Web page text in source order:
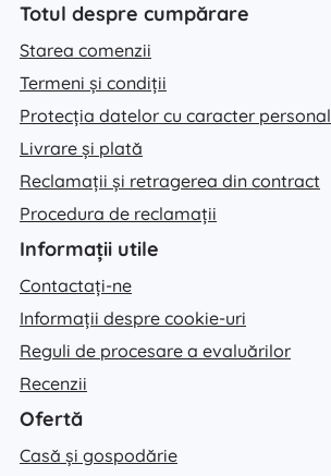
Totul despre cumpărare
Starea comenzii
Termeni și condiții
Protecția datelor cu caracter personal
Livrare și plată
Reclamații și retragerea din contract
Procedura de reclamații
Informații utile
Contactați-ne
Informații despre cookie-uri
Reguli de procesare a evaluărilor
Recenzii
Ofertă
Casă și gospodărie